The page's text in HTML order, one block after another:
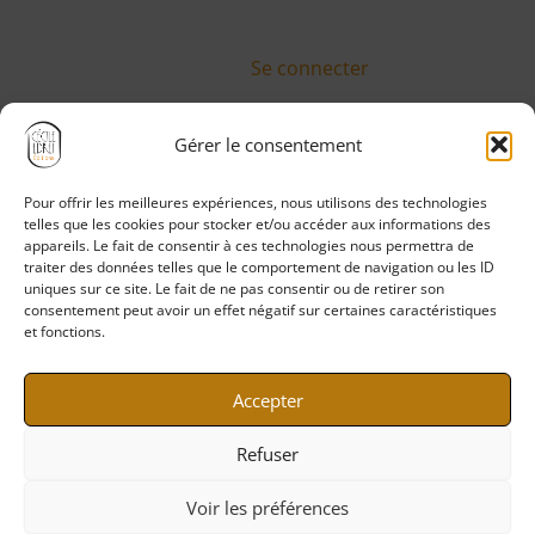
Gérer le consentement
Pour offrir les meilleures expériences, nous utilisons des technologies
telles que les cookies pour stocker et/ou accéder aux informations des
appareils. Le fait de consentir à ces technologies nous permettra de
traiter des données telles que le comportement de navigation ou les ID
uniques sur ce site. Le fait de ne pas consentir ou de retirer son
consentement peut avoir un effet négatif sur certaines caractéristiques
et fonctions.
Accepter
Refuser
Voir les préférences
Se connecter
Politique de confidentialité
Mentions légales
CGV
CGU